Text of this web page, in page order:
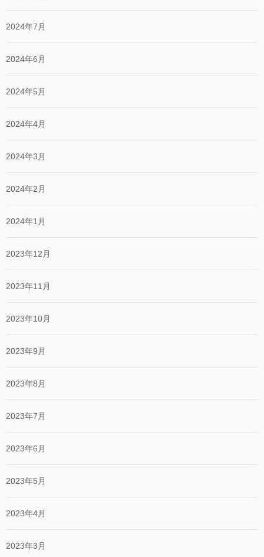
2024年7月
2024年6月
2024年5月
2024年4月
2024年3月
2024年2月
2024年1月
2023年12月
2023年11月
2023年10月
2023年9月
2023年8月
2023年7月
2023年6月
2023年5月
2023年4月
2023年3月